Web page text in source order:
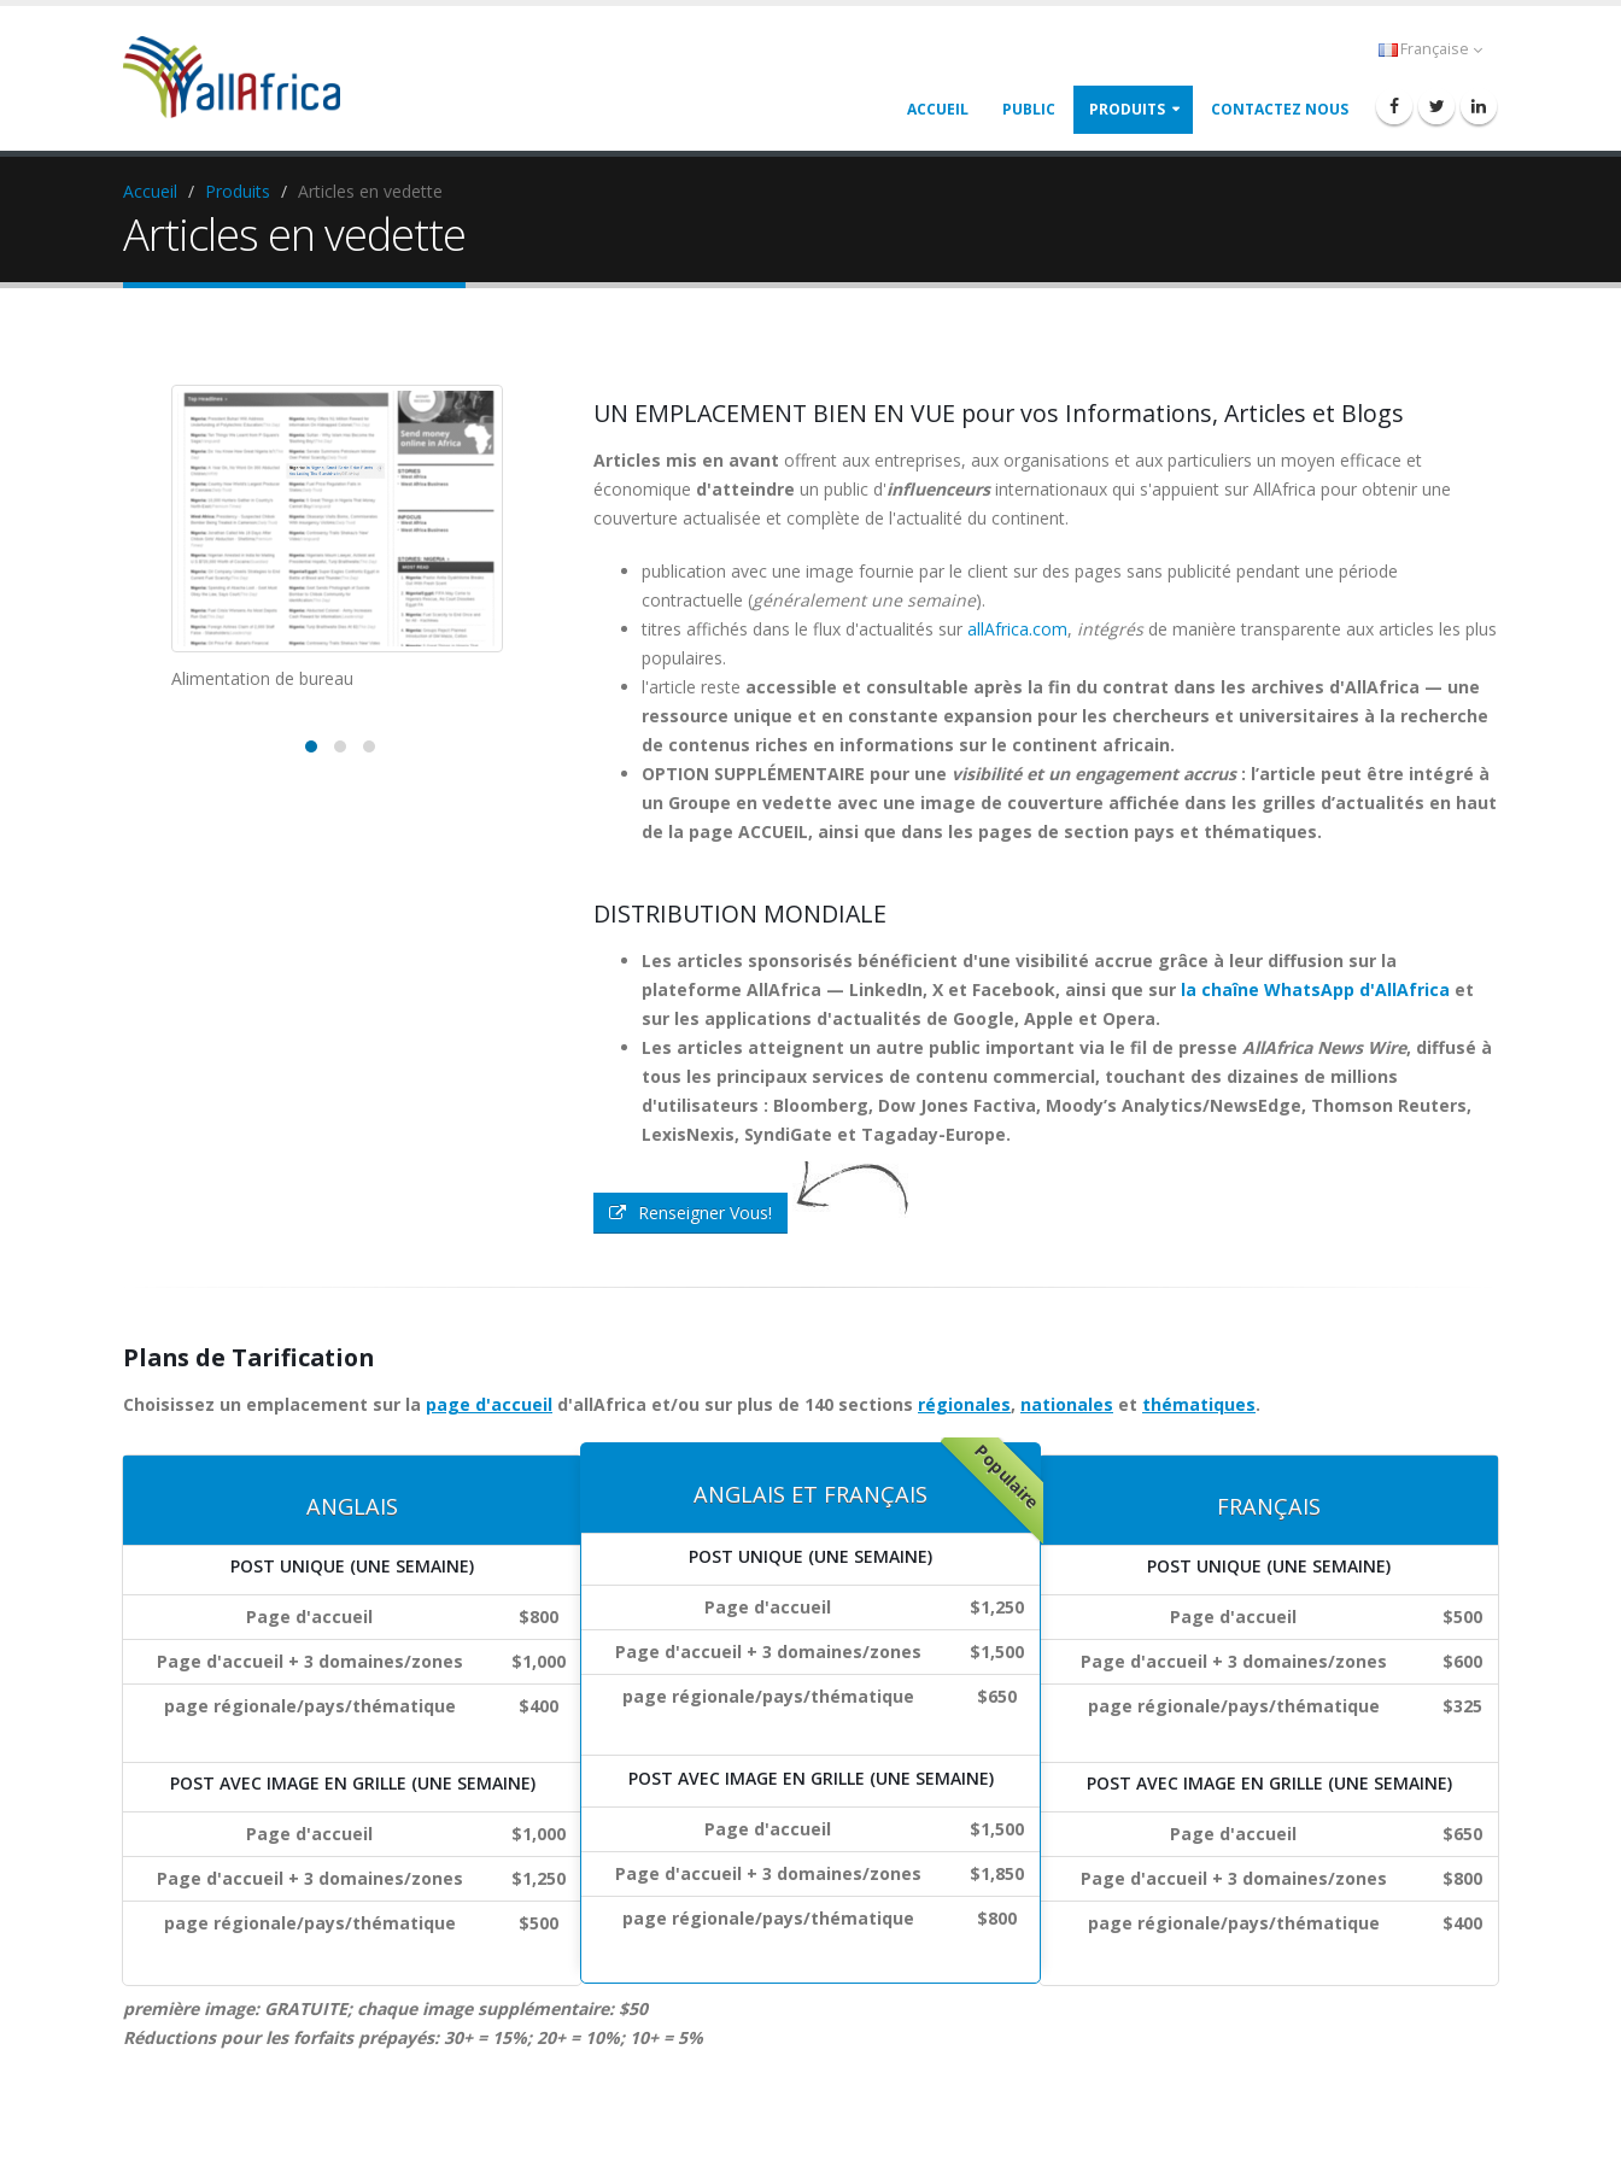
Française
ACCUEIL PUBLIC PRODUITS CONTACTEZ NOUS
Accueil Produits Articles en vedette
Articles en vedette
Grille de la page de destination
UN EMPLACEMENT BIEN EN VUE pour vos Informations, Articles et Blogs
Articles mis en avant offrent aux entreprises, aux organisations et aux particuliers un moyen efficace et
économique d'atteindre un public d'influenceursinternationaux qui s'appuient sur AllAfrica pour obtenir une
couverture actualisée et complète de l'actualité du continent.
publication avec une image fournie par le client sur des pages sans publicité pendant une période
contractuelle (généralement une semaine).
titres affichés dans le flux d'actualités sur allAfrica.com, intégrésde manière transparente aux articles les plus
populaires.
l'article reste accessible et consultable après la fin du contrat dans les archives d'AllAfrica — une
ressource unique et en constante expansion pour les chercheurs et universitaires à la recherche
de contenus riches en informations sur le continent africain.
OPTION SUPPLÉMENTAIRE pour une visibilité et un engagement accrus: l’article peut être intégré à
un Groupe en vedette avec une image de couverture affichée dans les grilles d’actualités en haut
de la page ACCUEIL, ainsi que dans les pages de section pays et thématiques.
DISTRIBUTION MONDIALE
Les articles sponsorisés bénéficient d'une visibilité accrue grâce à leur diffusion sur la
plateforme AllAfrica — LinkedIn, X et Facebook, ainsi que sur la chaîne WhatsApp d'AllAfrica et
sur les applications d'actualités de Google, Apple et Opera.
Les articles atteignent un autre public important via le fil de presse AllAfrica News Wire, diffusé à
tous les principaux services de contenu commercial, touchant des dizaines de millions
d'utilisateurs : Bloomberg, Dow Jones Factiva, Moody’s Analytics/NewsEdge, Thomson Reuters,
LexisNexis, SyndiGate et Tagaday-Europe.
Renseigner Vous!
Plans de Tarification
Choisissez un emplacement sur la page d'accueil d'allAfrica et/ou sur plus de 140 sections régionales, nationales et thématiques.
ANGLAIS
POST UNIQUE (UNE SEMAINE)
Page d'accueil
$800
Page d'accueil + 3 domaines/zones
$1,000
page régionale/pays/thématique
$400
POST AVEC IMAGE EN GRILLE (UNE SEMAINE)
Page d'accueil
$1,000
Page d'accueil + 3 domaines/zones
$1,250
page régionale/pays/thématique
$500
Populaire
ANGLAIS ET FRANÇAIS
POST UNIQUE (UNE SEMAINE)
Page d'accueil
$1,250
Page d'accueil + 3 domaines/zones
$1,500
page régionale/pays/thématique
$650
POST AVEC IMAGE EN GRILLE (UNE SEMAINE)
Page d'accueil
$1,500
Page d'accueil + 3 domaines/zones
$1,850
page régionale/pays/thématique
$800
FRANÇAIS
POST UNIQUE (UNE SEMAINE)
Page d'accueil
$500
Page d'accueil + 3 domaines/zones
$600
page régionale/pays/thématique
$325
POST AVEC IMAGE EN GRILLE (UNE SEMAINE)
Page d'accueil
$650
Page d'accueil + 3 domaines/zones
$800
page régionale/pays/thématique
$400
première image: GRATUITE; chaque image supplémentaire: $50
Réductions pour les forfaits prépayés: 30+ = 15%; 20+ = 10%; 10+ = 5%